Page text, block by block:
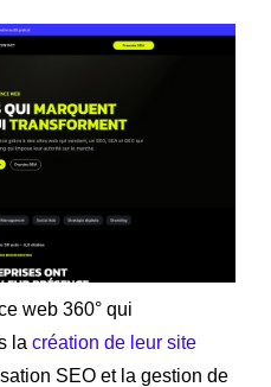
web 360° qui
la création de leur site
SEO et la gestion de